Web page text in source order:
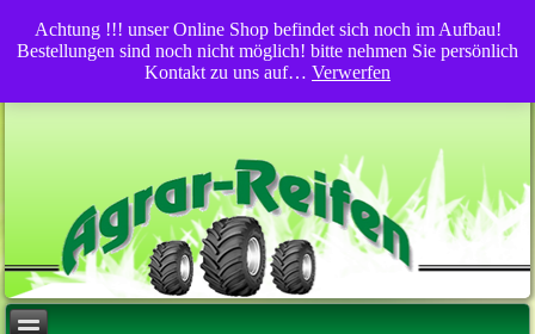
Achtung !!! unser Online Shop befindet sich noch im Aufbau!
Bestellungen sind noch nicht möglich! bitte nehmen Sie persönlich
Kontakt zu uns auf… Verwerfen